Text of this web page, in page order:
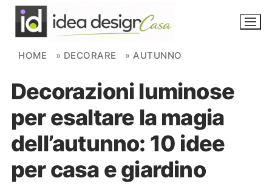
Skip to content
NOVITÀ
AMBIENTI
FAI DA TE
PIANTE
HOME » DECORARE » AUTUNNO
Decorazioni luminose
per esaltare la magia
dell’autunno: 10 idee
per casa e giardino